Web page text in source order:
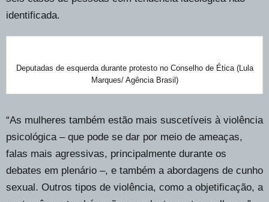
identificada.
Deputadas de esquerda durante protesto no Conselho de Ética (Lula
Marques/ Agência Brasil)
“As mulheres também estão mais suscetíveis à violência
psicológica – que pode se dar por meio de ameaças,
falas mais agressivas, principalmente durante os
debates em plenário –, e também a abordagens de cunho
sexual. Outros tipos de violência, como a objetificação, a